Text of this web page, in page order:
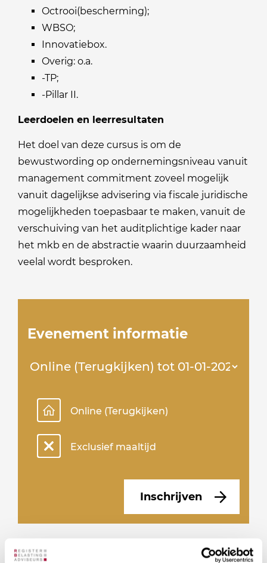
Octrooi(bescherming);
WBSO;
Innovatiebox.
Overig: o.a.
-TP;
-Pillar II.
Leerdoelen en leerresultaten
Het doel van deze cursus is om de
bewustwording op ondernemingsniveau vanuit
management commitment zoveel mogelijk
vanuit dagelijkse advisering via fiscale juridische
mogelijkheden toepasbaar te maken, vanuit de
verschuiving van het auditplichtige kader naar
het mkb en de abstractie waarin duurzaamheid
veelal wordt besproken.
Evenement informatie
Online (Terugkijken)
Exclusief maaltijd
Inschrijven